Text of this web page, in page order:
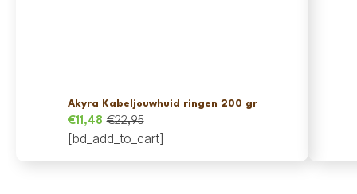
Akyra Kabeljouwhuid ringen 200 gr
€22,95
Oorspronkelijke
prijs
€11,48
Huidige
prijs
[bd_add_to_cart]